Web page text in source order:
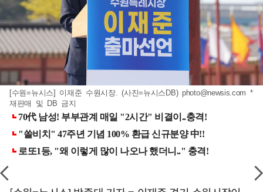
[수원=뉴시스] 이재준 수원시장. (사진=뉴시스DB) photo@newsis.com *
재판매 및 DB 금지